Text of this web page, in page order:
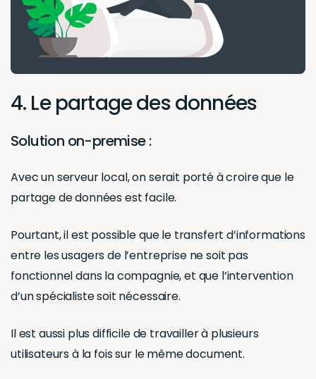
4. Le partage des données
Solution on-premise :
Avec un serveur local, on serait porté à croire que le
partage de données est facile.
Pourtant, il est possible que le transfert d’informations
entre les usagers de l’entreprise ne soit pas
fonctionnel dans la compagnie, et que l’intervention
d’un spécialiste soit nécessaire.
Il est aussi plus difficile de travailler à plusieurs
utilisateurs à la fois sur le même document.